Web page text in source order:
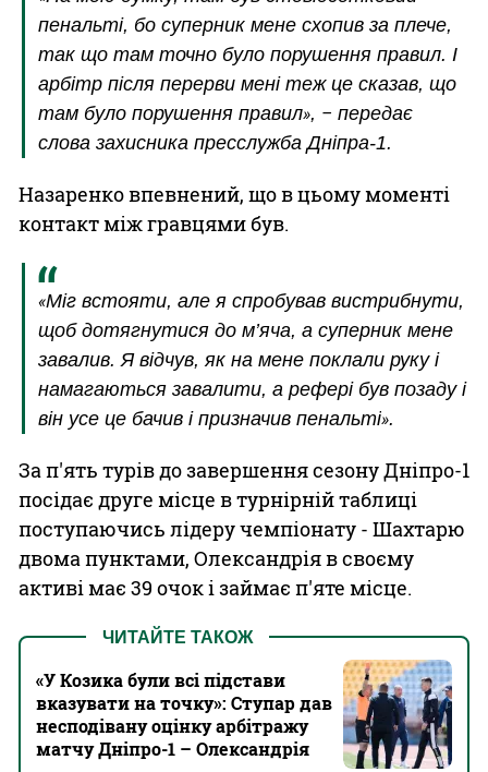
пенальті, бо суперник мене схопив за плече,
так що там точно було порушення правил. І
арбітр після перерви мені теж це сказав, що
там було порушення правил», – передає
слова захисника пресслужба Дніпра-1.
Назаренко впевнений, що в цьому моменті
контакт між гравцями був.
«Міг встояти, але я спробував вистрибнути,
щоб дотягнутися до м’яча, а суперник мене
завалив. Я відчув, як на мене поклали руку і
намагаються завалити, а рефері був позаду і
він усе це бачив і призначив пенальті».
За п'ять турів до завершення сезону Дніпро-1
посідає друге місце в турнірній таблиці
поступаючись лідеру чемпіонату - Шахтарю
двома пунктами, Олександрія в своєму
активі має 39 очок і займає п'яте місце.
ЧИТАЙТЕ ТАКОЖ
«У Козика були всі підстави
вказувати на точку»: Ступар дав
несподівану оцінку арбітражу
матчу Дніпро-1 – Олександрія